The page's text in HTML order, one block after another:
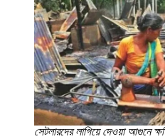
সেটলারদের লাগিয়ে দেওয়া আগুনে